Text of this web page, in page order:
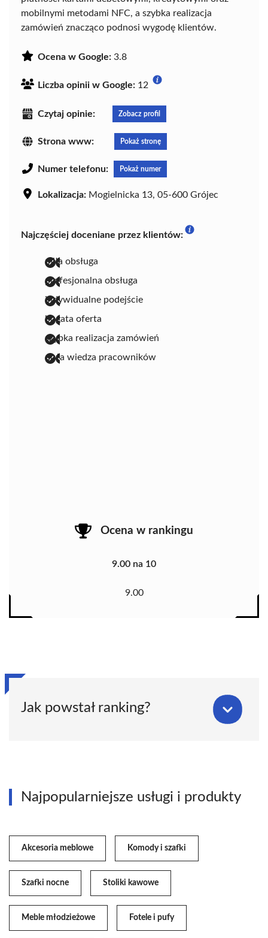
mobilnymi metodami NFC, a szybka realizacja
zamówień znacząco podnosi wygodę klientów.
Ocena w Google: 3.8
Liczba opinii w Google: 12
Czytaj opinie: Zobacz profil
Strona www: Pokaż stronę
Numer telefonu: Pokaż numer
Lokalizacja: Mogielnicka 13, 05-600 Grójec
Najczęściej doceniane przez klientów:
miła obsługa
profesjonalna obsługa
indywidualne podejście
bogata oferta
szybka realizacja zamówień
duża wiedza pracowników
Ocena w rankingu
9.00 na 10
9.00
Jak powstał ranking?
Najpopularniejsze usługi i produkty
Akcesoria meblowe Komody i szafki
Szafki nocne Stoliki kawowe
Meble młodzieżowe Fotele i pufy